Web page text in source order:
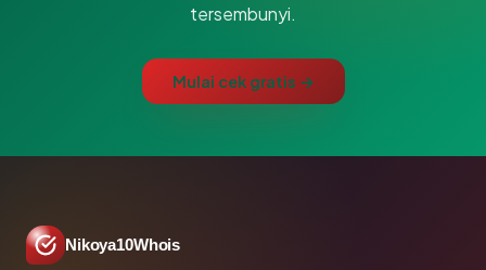
tersembunyi.
Mulai cek gratis →
Nikoya10Whois